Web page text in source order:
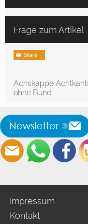
Frage zum Artikel
Achskappe
ohne Bund
Impressum
Kontakt